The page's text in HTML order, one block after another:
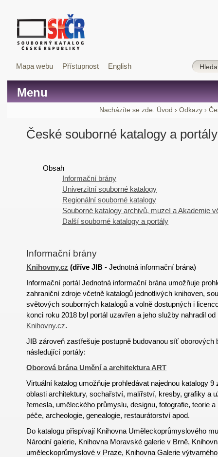
Mapa webu Přístupnost English
Menu
Nacházíte se zde: Úvod › Odkazy ›
České souborné katalogy a portály
Obsah
Informační brány
Univerzitní souborné katalogy
Regionální souborné katalogy
Souborné katalogy archivů, muzeí a Akademie
Další souborné katalogy a portály
Informační brány
Knihovny.cz (dříveJIB - Jednotná informační brána)
Informační portál Jednotná informační brána umožňuje
zahraniční zdroje včetně katalogů jednotlivých knihoven,
světových souborných katalogů a volně dostupných i
konci roku 2018 byl portál uzavřen a jeho služby nahradil
Knihovny.cz.
JIB zároveň zastřešuje postupně budovanou síť oborových
následující portály:
Oborová brána Umění a architektura ART
Virtuální katalog umožňuje prohledávat najednou katalogy
oblasti architektury, sochařství, malířství, kresby, grafiky a
řemesla, uměleckého průmyslu, designu, fotografie, teorie
péče, archeologie, genealogie, restaurátorství apod.
Do katalogu přispívají Knihovna Uměleckoprůmyslového
Národní galerie, Knihovna Moravské galerie v Brně,
uměleckoprůmyslové v Praze, Knihovna Galerie